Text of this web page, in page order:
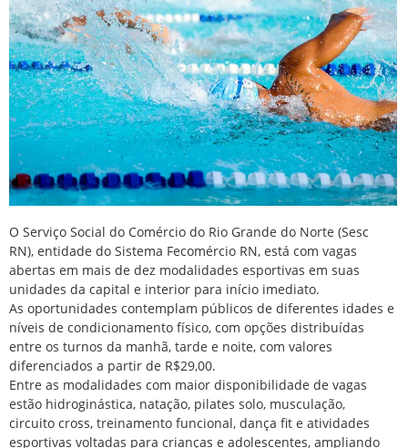
O Serviço Social do Comércio do Rio Grande do Norte (Sesc
RN), entidade do Sistema Fecomércio RN, está com vagas
abertas em mais de dez modalidades esportivas em suas
unidades da capital e interior para início imediato.
As oportunidades contemplam públicos de diferentes idades e
níveis de condicionamento físico, com opções distribuídas
entre os turnos da manhã, tarde e noite, com valores
diferenciados a partir de R$29,00.
Entre as modalidades com maior disponibilidade de vagas
estão hidroginástica, natação, pilates solo, musculação,
circuito cross, treinamento funcional, dança fit e atividades
esportivas voltadas para crianças e adolescentes, ampliando